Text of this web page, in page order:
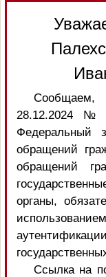
Сообщаем,
28.12.2024 №
Федеральный
обращений
обращений
органы,
Ссылка на